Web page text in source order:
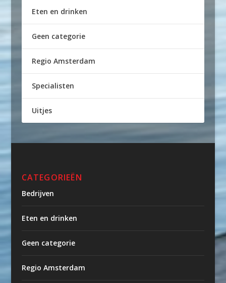
Eten en drinken
Geen categorie
Regio Amsterdam
Specialisten
Uitjes
CATEGORIEËN
Bedrijven
Eten en drinken
Geen categorie
Regio Amsterdam